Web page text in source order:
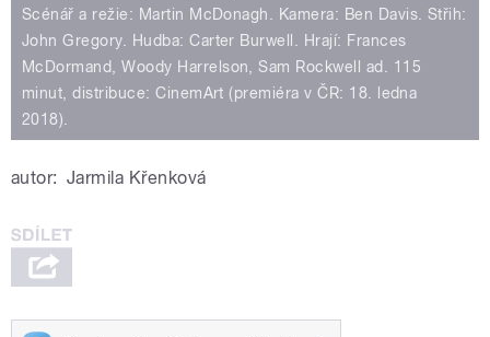
Scénář a režie: Martin McDonagh. Kamera: Ben Davis. Střih:
John Gregory. Hudba: Carter Burwell. Hrají: Frances
McDormand, Woody Harrelson, Sam Rockwell ad. 115
minut, distribuce: CinemArt (premiéra v ČR: 18. ledna
2018).
autor: Jarmila Křenková